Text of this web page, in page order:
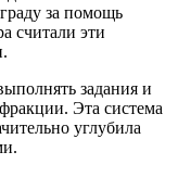
за помощь
считали эти
задания и
Эта система
углубила